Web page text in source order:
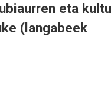
eta
(langabeek